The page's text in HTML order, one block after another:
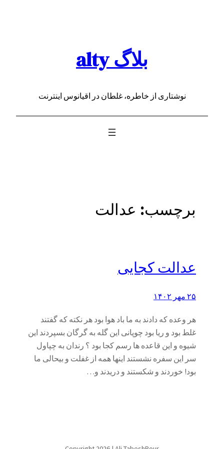
بلاگ alty
نوشتاری از خاطره، غلطان در اقیانوس اینترنت
برچسب: عدالت
عدالت کجایی
۲۵ مهر ۱۴۰۲
هر وعده که دادند به ما باد هوا بود هر نکته که گفتند
غلط بود و ریا بود چوپانی این گله به گرگان بسپردند این
شیوه و این قاعده ها رسم کجا بود ؟ رندان به چپاول
سر این سفره نشستند اینها همه از غفلت و بیحالی ما
بود! خوردند و شکستند و دریدند و…